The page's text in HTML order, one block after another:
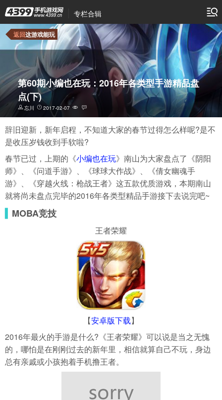
专栏合辑
返回这游戏能玩
第60期小编也在玩：2016年各类型手游精品盘
点(下)
忘川 2017-02-07
辞旧迎新，新年启程，不知道大家的春节过得怎么样呢?是不
是收压岁钱收到手软啦?
春节已过，上期的《小编也在玩》南山为大家盘点了《阴阳
师》、《问道手游》、《球球大作战》、《倩女幽魂手
游》、《穿越火线：枪战王者》这五款优质游戏，本期南山
就将尚未盘点完毕的2016年各类型精品手游接下去说完吧~
MOBA竞技
王者荣耀
【安卓版下载】
2016年最火的手游是什么?《王者荣耀》可以说是当之无愧
的，哪怕是在刚刚过去的新年里，相信就算自己不玩，身边
总有亲戚或小孩抱着手机撸王者。